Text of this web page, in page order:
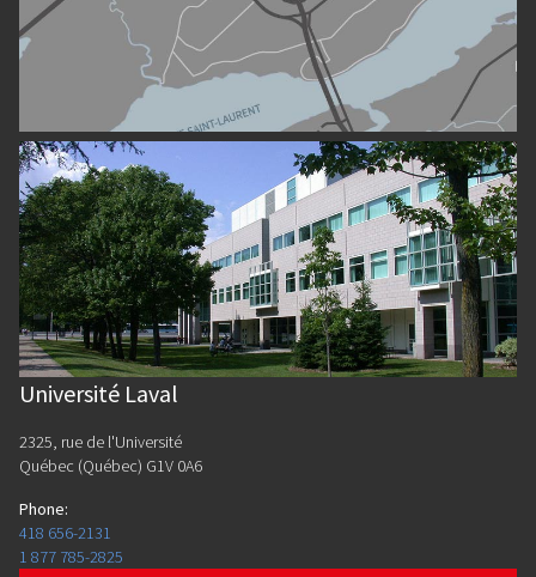
Université Laval
2325, rue de l'Université
Québec (Québec) G1V 0A6
Phone:
418 656-2131
1 877 785-2825